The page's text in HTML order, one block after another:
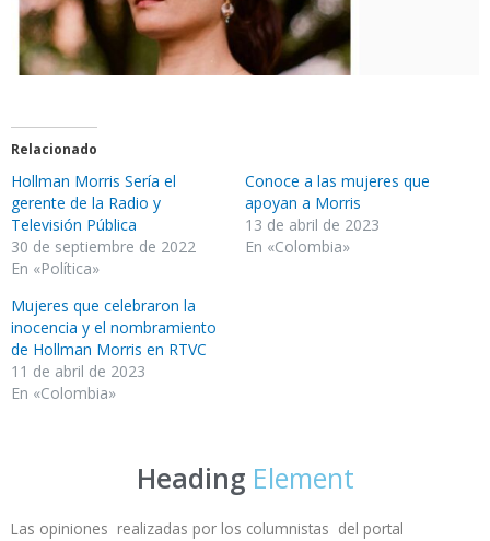
Relacionado
Hollman Morris Sería el
gerente de la Radio y
Televisión Pública
30 de septiembre de 2022
En «Política»
Conoce a las mujeres que
apoyan a Morris
13 de abril de 2023
En «Colombia»
Mujeres que celebraron la
inocencia y el nombramiento
de Hollman Morris en RTVC
11 de abril de 2023
En «Colombia»
Heading Element
Las opiniones realizadas por los columnistas del portal